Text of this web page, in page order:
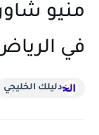
منيو
في
دليلك الخليجي